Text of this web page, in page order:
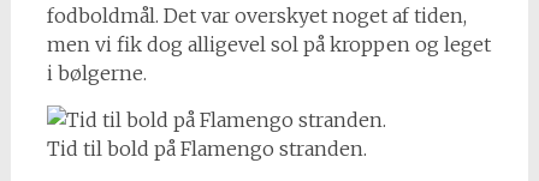
fodboldmål. Det var overskyet noget af tiden,
men vi fik dog alligevel sol på kroppen og leget
i bølgerne.
Tid til bold på Flamengo stranden.